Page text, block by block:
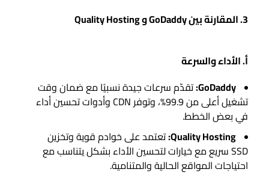
3. المقارنة بين GoDaddy و Quality Hosting
أ. الأداء والسرعة
GoDaddy: تقدّم سرعات جيدة نسبيًا مع ضمان وقت
تشغيل أعلى من 99.9%، وتوفر CDN وأدوات تحسين أداء
في بعض الخطط.
Quality Hosting: تعتمد على خوادم قوية وتخزين
SSD سريع مع خيارات لتحسين الأداء بشكل يتناسب مع
احتياجات المواقع الحالية والمتنامية.